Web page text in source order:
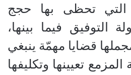
التي تحظى بها حجج
التوفيق فيما بينها،
قضايا مهمّة ينبغي
المزمع تعيينها وتكليفها